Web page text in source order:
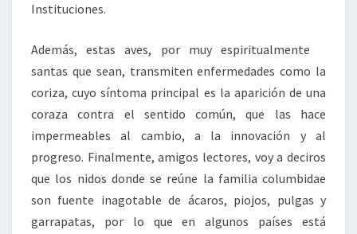
Instituciones.
Además, estas aves, por muy espiritualmente
santas que sean, transmiten enfermedades como la
coriza, cuyo síntoma principal es la aparición de una
coraza contra el sentido común, que las hace
impermeables al cambio, a la innovación y al
progreso. Finalmente, amigos lectores, voy a deciros
que los nidos donde se reúne la familia columbidae
son fuente inagotable de ácaros, piojos, pulgas y
garrapatas, por lo que en algunos países está